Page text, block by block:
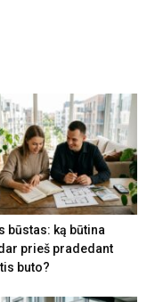
būstas: ką būtina
prieš pradedant
buto?